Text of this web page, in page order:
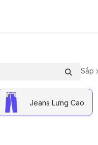
Sắp
Jeans Lưng Cao